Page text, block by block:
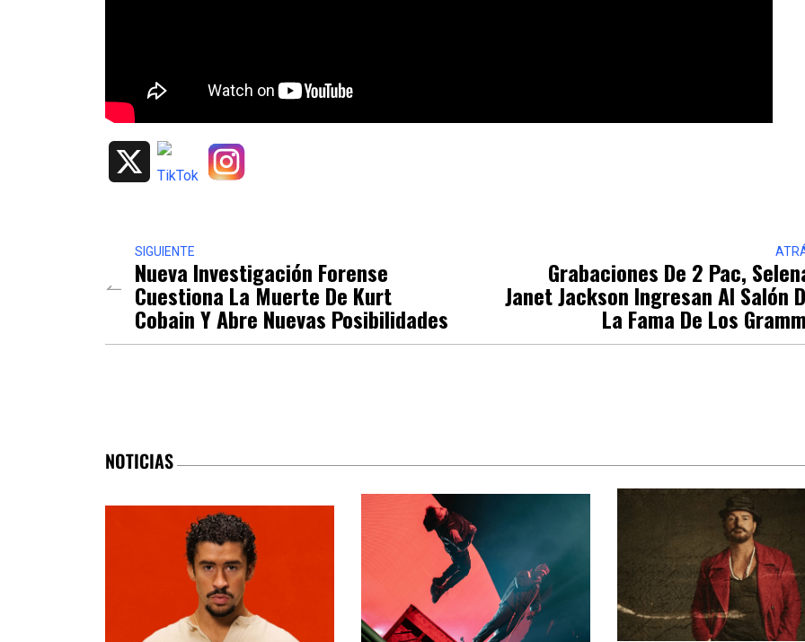
X
SIGUIENTE
Nueva Investigación Forense
Cuestiona La Muerte De Kurt
Cobain Y Abre Nuevas Posibilidades
Grabaciones De 2 Pac,
Janet Jackson Ingresan Al Salón
La Fama De Los
NOTICIAS